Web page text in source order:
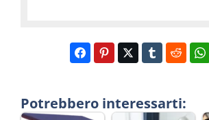
Potrebbero interessarti: